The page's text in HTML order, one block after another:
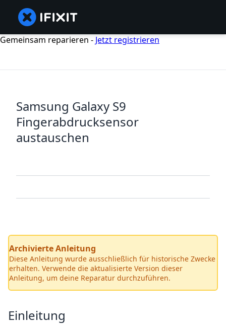
Gemeinsam reparieren - Jetzt registrieren
Samsung Galaxy S9
Fingerabdrucksensor
austauschen
Archivierte Anleitung
Diese Anleitung wurde ausschließlich für historische Zwecke
erhalten. Verwende die aktualisierte Version dieser
Anleitung, um deine Reparatur durchzuführen.
Einleitung